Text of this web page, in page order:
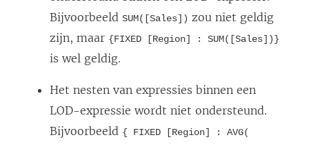
Bijvoorbeeld SUM([Sales]) zou niet geldig
zijn, maar {FIXED [Region] : SUM([Sales])}
is wel geldig.
Het nesten van expressies binnen een
LOD-expressie wordt niet ondersteund.
Bijvoorbeeld { FIXED [Region] : AVG(